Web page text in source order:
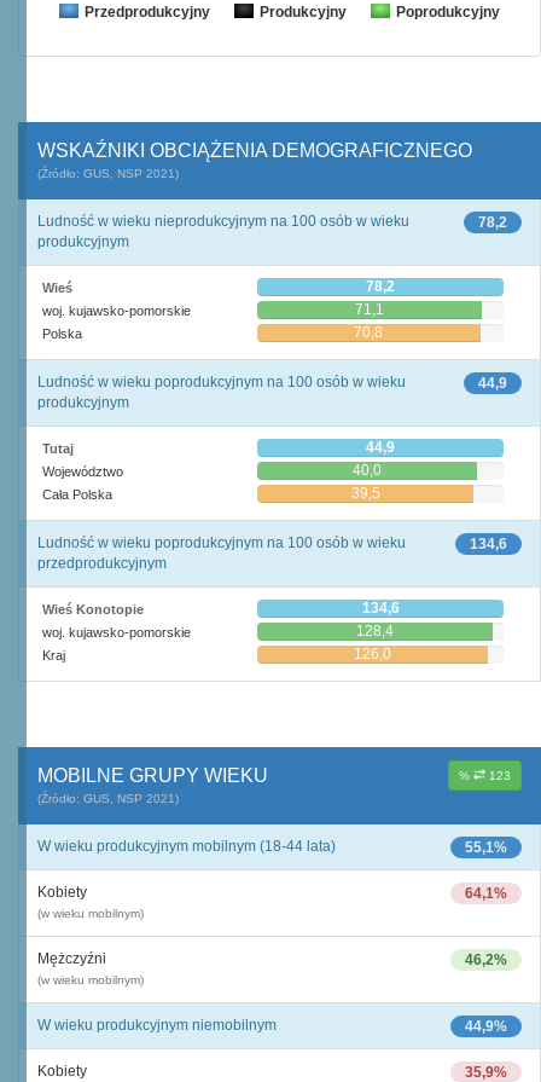
Przedprodukcyjny Produkcyjny Poprodukcyjny
WSKAŹNIKI OBCIĄŻENIA DEMOGRAFICZNEGO
(Źródło: GUS, NSP 2021)
78,2
Ludność w wieku nieprodukcyjnym na 100 osób w wieku
produkcyjnym
Wieś 78,2
woj. kujawsko-pomorskie 71,1
Polska 70,8
44,9
Ludność w wieku poprodukcyjnym na 100 osób w wieku
produkcyjnym
Tutaj 44,9
Województwo 40,0
Cała Polska 39,5
134,6
Ludność w wieku poprodukcyjnym na 100 osób w wieku
przedprodukcyjnym
Wieś Konotopie 134,6
woj. kujawsko-pomorskie 128,4
Kraj 126,0
% 123
MOBILNE GRUPY WIEKU
(Źródło: GUS, NSP 2021)
55,1%
W wieku produkcyjnym mobilnym (18-44 lata)
64,1%
Kobiety
(w wieku mobilnym)
46,2%
Mężczyźni
(w wieku mobilnym)
44,9%
W wieku produkcyjnym niemobilnym
35,9%
Kobiety